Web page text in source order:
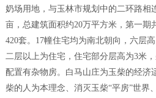
奶场用地，与玉林市规划中的二环路相
亩，总建筑面积约20万平方米，第一期
420套。17幢住宅均为南北朝向，六层
二层以上为住宅，住宅部分层高为3米
配置有杂物房。白马山庄为玉柴的经济
柴的人为本理念、消灭玉柴“平房”世界